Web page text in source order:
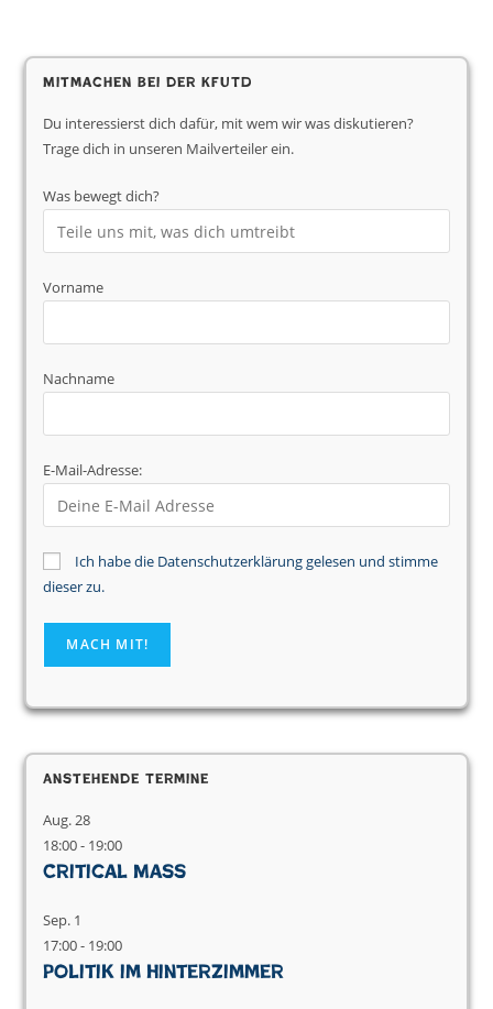
Mitmachen bei der KfUTD
Du interessierst dich dafür, mit wem wir was diskutieren?
Trage dich in unseren Mailverteiler ein.
Was bewegt dich?
Vorname
Nachname
E-Mail-Adresse:
Ich habe die Datenschutzerklärung gelesen und stimme
dieser zu.
Anstehende Termine
Aug.28
18:00- 19:00
Critical Mass
Sep. 1
17:00- 19:00
Politik im Hinterzimmer